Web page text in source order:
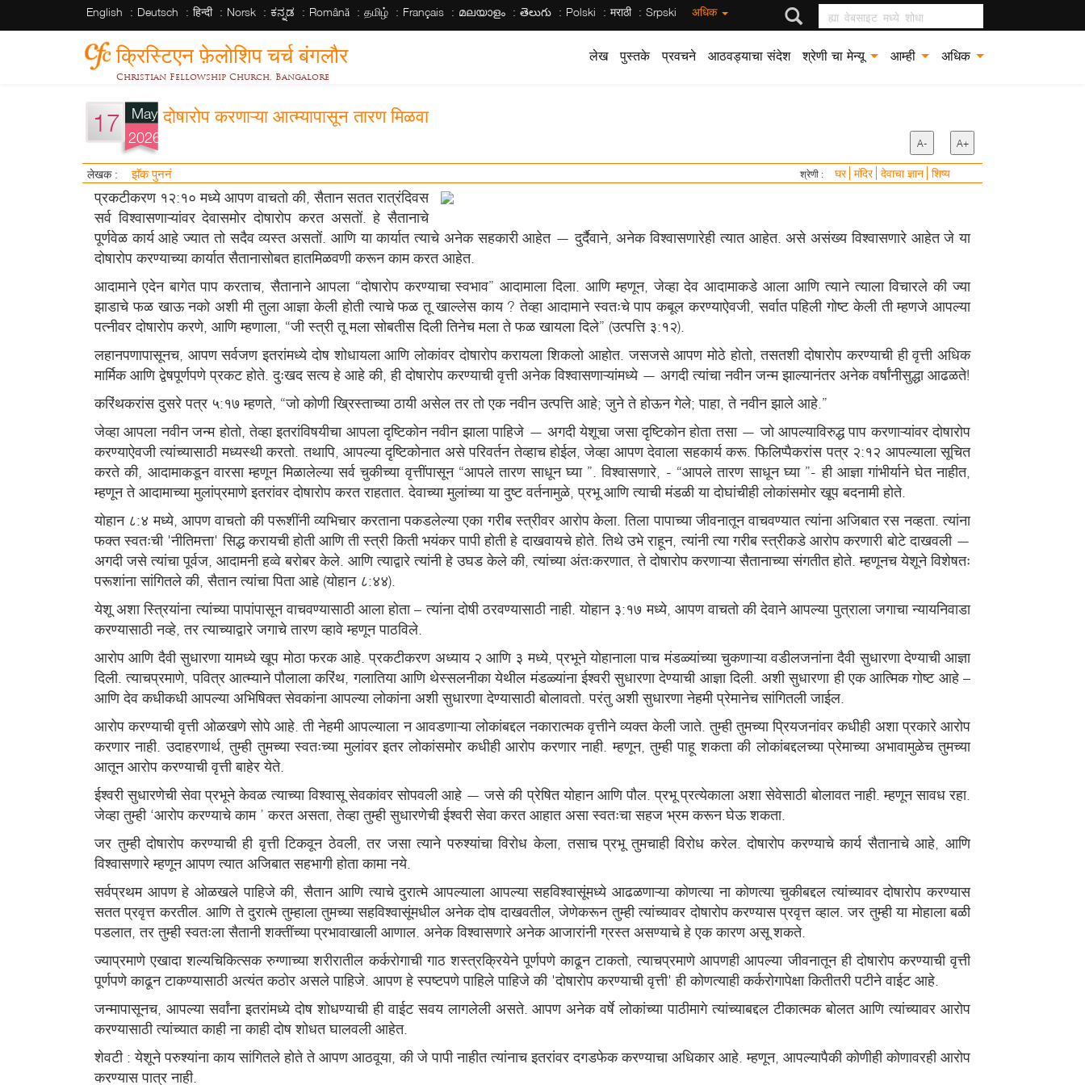
English Deutsch हिन्दी Norsk ಕನ್ನಡ Română தமிழ் Français മലയാളം తెలుగు Polski मराठी Srpski अधिक ह्या वेबसाइट मध्ये शोधा
क्रिस्टिएन फ़ेलोशिप चर्च बंगलौर
Christian Fellowship Church, Bangalore
लेख पुस्तके प्रवचने आठवड्याचा संदेश श्रेणी चा मेन्यू आम्ही अधिक
17
May
2026
दोषारोप करणाऱ्या आत्म्यापासून तारण मिळवा
A- A+
लेखक : झॅक पुननं श्रेणी : घर मंदिर देवाचा ज्ञान शिष्य
प्रकटीकरण १२:१० मध्ये आपण वाचतो की, सैतान सतत रात्रंदिवस
सर्व विश्वासणाऱ्यांवर देवासमोर दोषारोप करत असतों. हे सैतानाचे
पूर्णवेळ कार्य आहे ज्यात तो सदैव व्यस्त असतों. आणि या कार्यात त्याचे अनेक सहकारी आहेत — दुर्दैवाने, अनेक विश्वासणारेही त्यात आहेत. असे असंख्य विश्वासणारे आहेत जे या
दोषारोप करण्याच्या कार्यात सैतानासोबत हातमिळवणी करून काम करत आहेत.
आदामाने एदेन बागेत पाप करताच, सैतानाने आपला “दोषारोप करण्याचा स्वभाव” आदामाला दिला. आणि म्हणून, जेव्हा देव आदामाकडे आला आणि त्याने त्याला विचारले की ज्या
झाडाचे फळ खाऊ नको अशी मी तुला आज्ञा केली होती त्याचे फळ तू खाल्लेस काय ? तेव्हा आदामाने स्वतःचे पाप कबूल करण्याऐवजी, सर्वात पहिली गोष्ट केली ती म्हणजे आपल्या
पत्नीवर दोषारोप करणे, आणि म्हणाला, “जी स्त्री तू मला सोबतीस दिली तिनेच मला ते फळ खायला दिले” (उत्पत्ति ३:१२).
लहानपणापासूनच, आपण सर्वजण इतरांमध्ये दोष शोधायला आणि लोकांवर दोषारोप करायला शिकलो आहोत. जसजसे आपण मोठे होतो, तसतशी दोषारोप करण्याची ही वृत्ती अधिक
मार्मिक आणि द्वेषपूर्णपणे प्रकट होते. दुःखद सत्य हे आहे की, ही दोषारोप करण्याची वृत्ती अनेक विश्वासणाऱ्यांमध्ये — अगदी त्यांचा नवीन जन्म झाल्यानंतर अनेक वर्षांनीसुद्धा आढळते!
करिंथकरांस दुसरे पत्र ५:१७ म्हणते, “जो कोणी ख्रिस्ताच्या ठायी असेल तर तो एक नवीन उत्पत्ति आहे; जुने ते होऊन गेले; पाहा, ते नवीन झाले आहे.”
जेव्हा आपला नवीन जन्म होतो, तेव्हा इतरांविषयीचा आपला दृष्टिकोन नवीन झाला पाहिजे — अगदी येशूचा जसा दृष्टिकोन होता तसा — जो आपल्याविरुद्ध पाप करणाऱ्यांवर दोषारोप
करण्याऐवजी त्यांच्यासाठी मध्यस्थी करतो. तथापि, आपल्या दृष्टिकोनात असे परिवर्तन तेव्हाच होईल, जेव्हा आपण देवाला सहकार्य करू. फिलिप्पैकरांस पत्र २:१२ आपल्याला सूचित
करते की, आदामाकडून वारसा म्हणून मिळालेल्या सर्व चुकीच्या वृत्तींपासून “आपले तारण साधून घ्या ”. विश्वासणारे, - “आपले तारण साधून घ्या ”- ही आज्ञा गांभीर्याने घेत नाहीत,
म्हणून ते आदामाच्या मुलांप्रमाणे इतरांवर दोषारोप करत राहतात. देवाच्या मुलांच्या या दुष्ट वर्तनामुळे, प्रभू आणि त्याची मंडळी या दोघांचीही लोकांसमोर खूप बदनामी होते.
योहान ८:४ मध्ये, आपण वाचतो की परूशींनी व्यभिचार करताना पकडलेल्या एका गरीब स्त्रीवर आरोप केला. तिला पापाच्या जीवनातून वाचवण्यात त्यांना अजिबात रस नव्हता. त्यांना
फक्त स्वतःची 'नीतिमत्ता' सिद्ध करायची होती आणि ती स्त्री किती भयंकर पापी होती हे दाखवायचे होते. तिथे उभे राहून, त्यांनी त्या गरीब स्त्रीकडे आरोप करणारी बोटे दाखवली —
अगदी जसे त्यांचा पूर्वज, आदामनी हव्वे बरोबर केले. आणि त्याद्वारे त्यांनी हे उघड केले की, त्यांच्या अंतःकरणात, ते दोषारोप करणाऱ्या सैतानाच्या संगतीत होते. म्हणूनच येशूने विशेषतः
परूशांना सांगितले की, सैतान त्यांचा पिता आहे (योहान ८:४४).
येशू अशा स्त्रियांना त्यांच्या पापांपासून वाचवण्यासाठी आला होता – त्यांना दोषी ठरवण्यासाठी नाही. योहान ३:१७ मध्ये, आपण वाचतो की देवाने आपल्या पुत्राला जगाचा न्यायनिवाडा
करण्यासाठी नव्हे, तर त्याच्याद्वारे जगाचे तारण व्हावे म्हणून पाठविले.
आरोप आणि दैवी सुधारणा यामध्ये खूप मोठा फरक आहे. प्रकटीकरण अध्याय २ आणि ३ मध्ये, प्रभूने योहानाला पाच मंडळ्यांच्या चुकणाऱ्या वडीलजनांना दैवी सुधारणा देण्याची आज्ञा
दिली. त्याचप्रमाणे, पवित्र आत्म्याने पौलाला करिंथ, गलातिया आणि थेस्सलनीका येथील मंडळ्यांना ईश्वरी सुधारणा देण्याची आज्ञा दिली. अशी सुधारणा ही एक आत्मिक गोष्ट आहे –
आणि देव कधीकधी आपल्या अभिषिक्त सेवकांना आपल्या लोकांना अशी सुधारणा देण्यासाठी बोलावतो. परंतु अशी सुधारणा नेहमी प्रेमानेच सांगितली जाईल.
आरोप करण्याची वृत्ती ओळखणे सोपे आहे. ती नेहमी आपल्याला न आवडणाऱ्या लोकांबद्दल नकारात्मक वृत्तीने व्यक्त केली जाते. तुम्ही तुमच्या प्रियजनांवर कधीही अशा प्रकारे आरोप
करणार नाही. उदाहरणार्थ, तुम्ही तुमच्या स्वतःच्या मुलांवर इतर लोकांसमोर कधीही आरोप करणार नाही. म्हणून, तुम्ही पाहू शकता की लोकांबद्दलच्या प्रेमाच्या अभावामुळेच तुमच्या
आतून आरोप करण्याची वृत्ती बाहेर येते.
ईश्वरी सुधारणेची सेवा प्रभूने केवळ त्याच्या विश्वासू सेवकांवर सोपवली आहे — जसे की प्रेषित योहान आणि पौल. प्रभू प्रत्येकाला अशा सेवेसाठी बोलावत नाही. म्हणून सावध रहा.
जेव्हा तुम्ही ‘आरोप करण्याचे काम ’ करत असता, तेव्हा तुम्ही सुधारणेची ईश्वरी सेवा करत आहात असा स्वतःचा सहज भ्रम करून घेऊ शकता.
जर तुम्ही दोषारोप करण्याची ही वृत्ती टिकवून ठेवली, तर जसा त्याने परुश्यांचा विरोध केला, तसाच प्रभू तुमचाही विरोध करेल. दोषारोप करण्याचे कार्य सैतानाचे आहे, आणि
विश्वासणारे म्हणून आपण त्यात अजिबात सहभागी होता कामा नये.
सर्वप्रथम आपण हे ओळखले पाहिजे की, सैतान आणि त्याचे दुरात्मे आपल्याला आपल्या सहविश्वासूंमध्ये आढळणाऱ्या कोणत्या ना कोणत्या चुकीबद्दल त्यांच्यावर दोषारोप करण्यास
सतत प्रवृत्त करतील. आणि ते दुरात्मे तुम्हाला तुमच्या सहविश्वासूंमधील अनेक दोष दाखवतील, जेणेकरून तुम्ही त्यांच्यावर दोषारोप करण्यास प्रवृत्त व्हाल. जर तुम्ही या मोहाला बळी
पडलात, तर तुम्ही स्वतःला सैतानी शक्तींच्या प्रभावाखाली आणाल. अनेक विश्वासणारे अनेक आजारांनी ग्रस्त असण्याचे हे एक कारण असू शकते.
ज्याप्रमाणे एखादा शल्यचिकित्सक रुग्णाच्या शरीरातील कर्करोगाची गाठ शस्त्रक्रियेने पूर्णपणे काढून टाकतो, त्याचप्रमाणे आपणही आपल्या जीवनातून ही दोषारोप करण्याची वृत्ती
पूर्णपणे काढून टाकण्यासाठी अत्यंत कठोर असले पाहिजे. आपण हे स्पष्टपणे पाहिले पाहिजे की 'दोषारोप करण्याची वृत्ती' ही कोणत्याही कर्करोगापेक्षा कितीतरी पटीने वाईट आहे.
जन्मापासूनच, आपल्या सर्वांना इतरांमध्ये दोष शोधण्याची ही वाईट सवय लागलेली असते. आपण अनेक वर्षे लोकांच्या पाठीमागे त्यांच्याबद्दल टीकात्मक बोलत आणि त्यांच्यावर आरोप
करण्यासाठी त्यांच्यात काही ना काही दोष शोधत घालवली आहेत.
शेवटी : येशूने परुश्यांना काय सांगितले होते ते आपण आठवूया, की जे पापी नाहीत त्यांनाच इतरांवर दगडफेक करण्याचा अधिकार आहे. म्हणून, आपल्यापैकी कोणीही कोणावरही आरोप
करण्यास पात्र नाही.